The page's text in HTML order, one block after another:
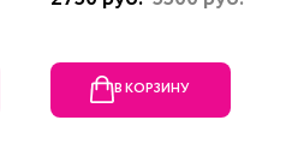
В КОРЗИНУ